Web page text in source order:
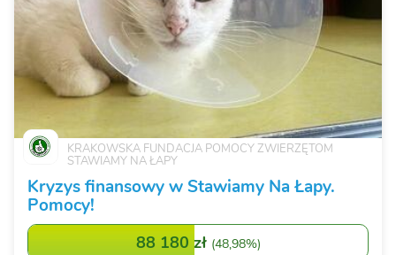
KRAKOWSKA FUNDACJA POMOCY ZWIERZĘTOM
STAWIAMY NA ŁAPY
Kryzys finansowy w Stawiamy Na Łapy.
Pomocy!
88 180 zł (48,98%)